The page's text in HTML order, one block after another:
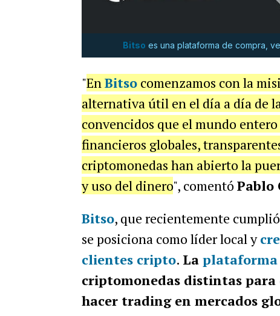
Bitso es una plataforma de compra,
"EnBitsocomenzamos con la
alternativa útil en el día a día de
convencidos que el mundo
financieros globales,
criptomonedas han abierto la
y uso del dinero", comentó Pablo
Bitso, que recientemente
se posiciona como líder local y
clientes cripto. La plataforma
criptomonedas distintas para
hacer trading en mercados